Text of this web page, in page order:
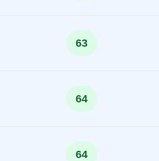
63
64
64